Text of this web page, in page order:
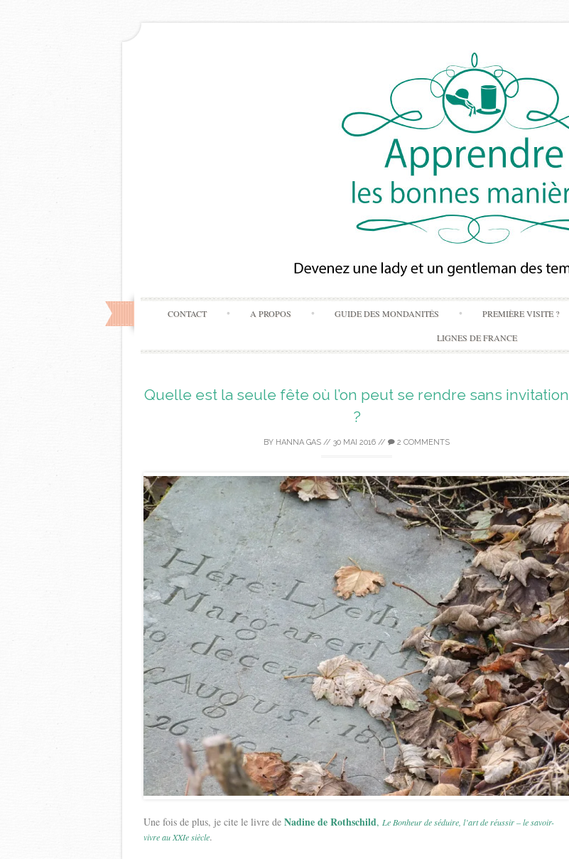
Skip
to
content
CONTACT A PROPOS GUIDE DES MONDANITÉS PREMIÈRE VISITE ?
LIGNES DE FRANCE
Quelle est la seule fête où l’on peut se rendre sans invitation
?
BY HANNA GAS // 30 MAI 2016 // 2 COMMENTS
Une fois de plus, je cite le livre de Nadine de Rothschild, Le Bonheur de séduire, l’art de réussir – le savoir-
vivre au XXIe siècle.